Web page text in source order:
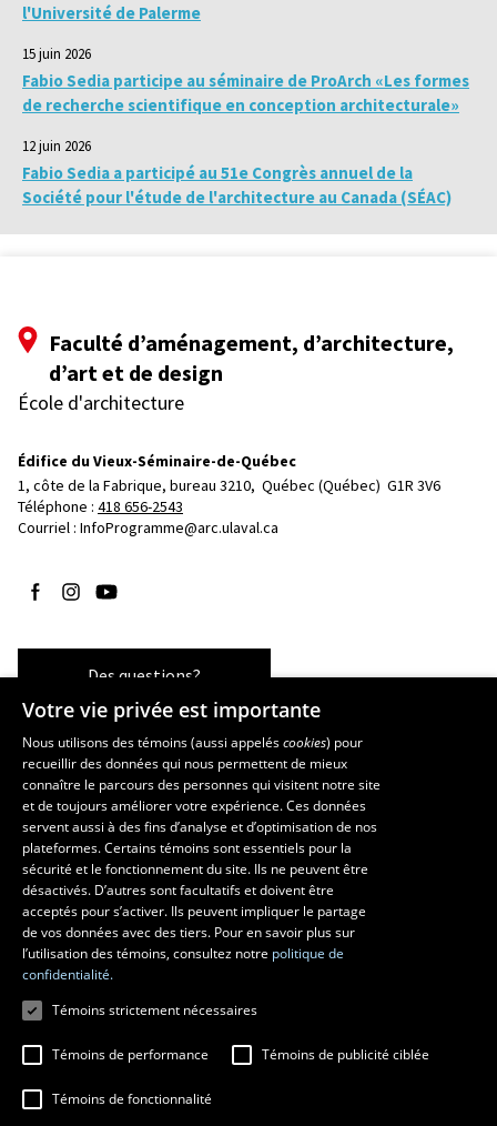
l'Université de Palerme
15 juin 2026
Fabio Sedia participe au séminaire de ProArch «Les formes
de recherche scientifique en conception architecturale»
12 juin 2026
Fabio Sedia a participé au 51e Congrès annuel de la
Société pour l'étude de l'architecture au Canada (SÉAC)
Faculté d’aménagement, d’architecture,
d’art et de design
École d'architecture
Édifice du Vieux-Séminaire-de-Québec
1, côte de la Fabrique, bureau 3210, Québec (Québec)  G1R 3V6
Téléphone : 418 656-2543
Courriel : InfoProgramme@arc.ulaval.ca
Suivez-nous sur Facebook
Suivez-nous sur Instagram
Suivez-nous sur YouTube
Des questions?
Les écoles et la recherche
École d’art
École supérieure d’aménagement du territoire et de développement
régional
École de design
Centre de recherche en aménagement et développement
Votre vie privée est importante
Nous utilisons des témoins (aussi appeléscookies) pour
recueillir des données qui nous permettent de mieux
connaître le parcours des personnes qui visitent notre site
et de toujours améliorer votre expérience. Ces données
servent aussi à des fins d’analyse et d’optimisation de nos
plateformes. Certains témoins sont essentiels pour la
sécurité et le fonctionnement du site. Ils ne peuvent être
désactivés. D’autres sont facultatifs et doivent être
acceptés pour s’activer. Ils peuvent impliquer le partage
de vos données avec des tiers. Pour en savoir plus sur
l’utilisation des témoins, consultez notre politique de
confidentialité.
Témoins strictement nécessaires
Témoins de performance Témoins de publicité ciblée
Témoins de fonctionnalité